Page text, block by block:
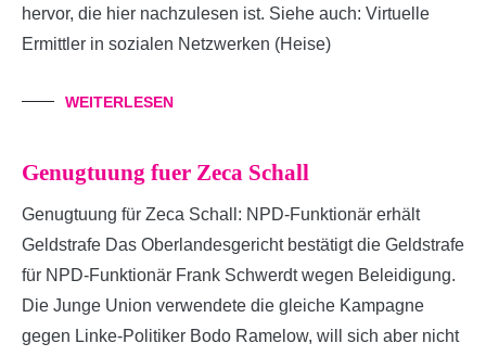
hervor, die hier nachzulesen ist. Siehe auch: Virtuelle
Ermittler in sozialen Netzwerken (Heise)
WEITERLESEN
Genugtuung fuer Zeca Schall
Genugtuung für Zeca Schall: NPD-Funktionär erhält
Geldstrafe Das Oberlandesgericht bestätigt die Geldstrafe
für NPD-Funktionär Frank Schwerdt wegen Beleidigung.
Die Junge Union verwendete die gleiche Kampagne
gegen Linke-Politiker Bodo Ramelow, will sich aber nicht